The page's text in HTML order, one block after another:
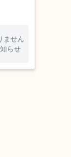
ません
らせ